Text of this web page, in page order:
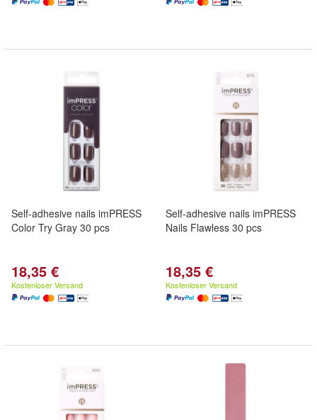
Self-adhesive nails imPRESS
Color Try Gray 30 pcs
18,35 €
Kostenloser Versand
Self-adhesive nails imPRESS
Nails Flawless 30 pcs
18,35 €
Kostenloser Versand